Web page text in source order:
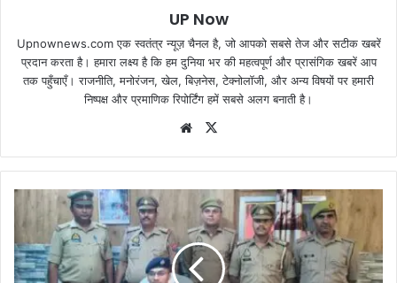
UP Now
Upnownews.com एक स्वतंत्र न्यूज़ चैनल है, जो आपको सबसे तेज और सटीक खबरें
प्रदान करता है। हमारा लक्ष्य है कि हम दुनिया भर की महत्वपूर्ण और प्रासंगिक खबरें आप
तक पहुँचाएँ। राजनीति, मनोरंजन, खेल, बिज़नेस, टेक्नोलॉजी, और अन्य विषयों पर हमारी
निष्पक्ष और प्रमाणिक रिपोर्टिंग हमें सबसे अलग बनाती है।
Website